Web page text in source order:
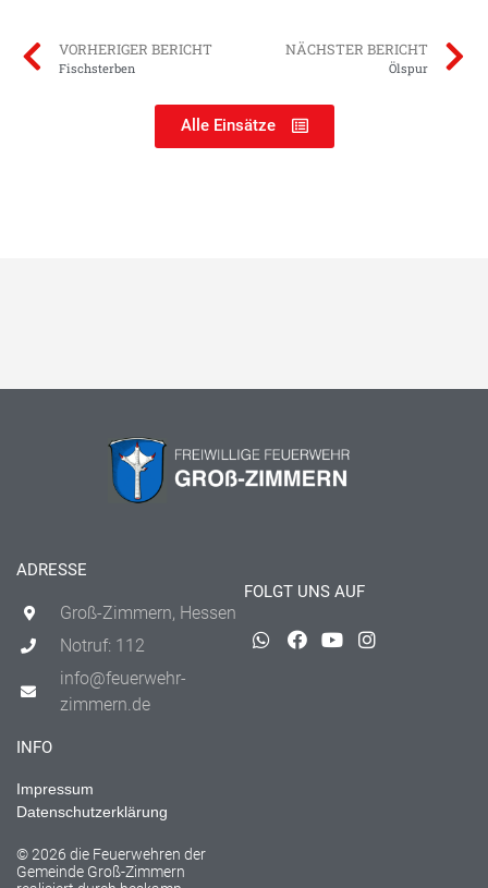
VORHERIGER BERICHT
Fischsterben
NÄCHSTER BERICHT
Ölspur
Alle Einsätze
ADRESSE
Groß-Zimmern, Hessen
Notruf: 112
info@feuerwehr-
zimmern.de
FOLGT UNS AUF
INFO
Impressum
Datenschutzerklärung
© 2026 die Feuerwehren der
Gemeinde Groß-Zimmern